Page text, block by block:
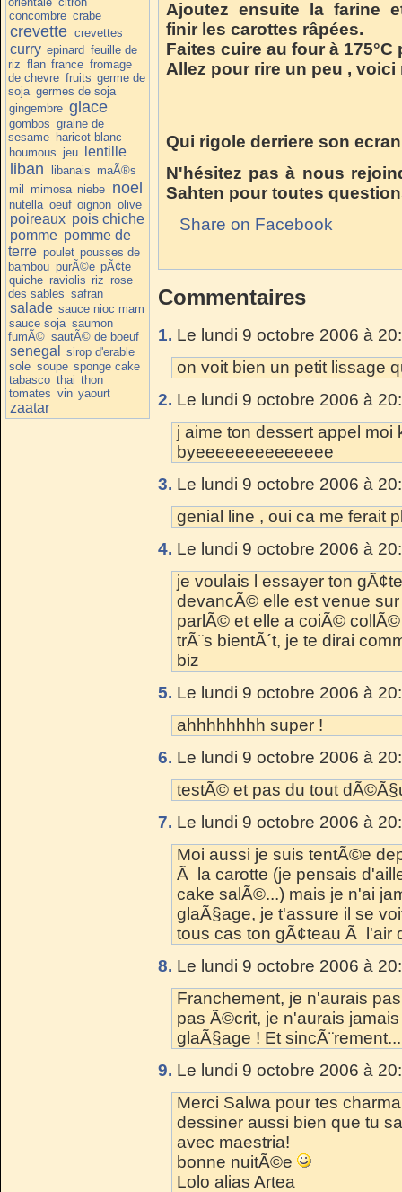
concombre crabe
crevette crevettes
curry epinard feuille de
riz flan france fromage
de chevre fruits germe de
soja germes de soja
gingembre glace
gombos graine de
sesame haricot blanc
houmous jeu lentille
liban libanais maÃ®s
mil mimosa niebe noel
nutella oeuf oignon olive
poireaux pois chiche
pomme pomme de
terre poulet pousses de
bambou purÃ©e pÃ¢te
quiche raviolis riz rose
des sables safran
salade sauce nioc mam
sauce soja saumon
fumÃ© sautÃ© de boeuf
senegal
sirop d'erable
sole soupe sponge cake
tabasco thai thon
tomates vin yaourt
zaatar
Ajoutez ensuite la farine
finir les carottes râpées.
Faites cuire au four à
Allez pour rire un peu ,
Qui rigole derriere son
N'hésitez pas à nous
Sahten pour toutes
Share on Facebook
Commentaires
1. Le lundi 9 octobre 2006 à
on voit bien un petit lissage
2. Le lundi 9 octobre 2006 à
j aime ton dessert appel
byeeeeeeeeeeeeee
3. Le lundi 9 octobre 2006 à
genial line , oui ca me ferait
4. Le lundi 9 octobre 2006 à
je voulais l essayer ton
devancÃ© elle est venue
parlÃ© et elle a coiÃ©
trÃ¨s bientÃ´t, je te dirai
biz
5. Le lundi 9 octobre 2006 à
ahhhhhhhh super !
6. Le lundi 9 octobre 2006 à
testÃ© et pas du tout
7. Le lundi 9 octobre 2006 à
Moi aussi je suis tentÃ©e
Ã la carotte (je pensais
cake salÃ©...) mais je n'ai
glaÃ§age, je t'assure il se
tous cas ton gÃ¢teau Ã l'air
8. Le lundi 9 octobre 2006 à
Franchement, je n'aurais
pas Ã©crit, je n'aurais
glaÃ§age ! Et
9. Le lundi 9 octobre 2006 à
Merci Salwa pour tes
dessiner aussi bien que tu
avec maestria!
bonne nuitÃ©e
Lolo alias Artea